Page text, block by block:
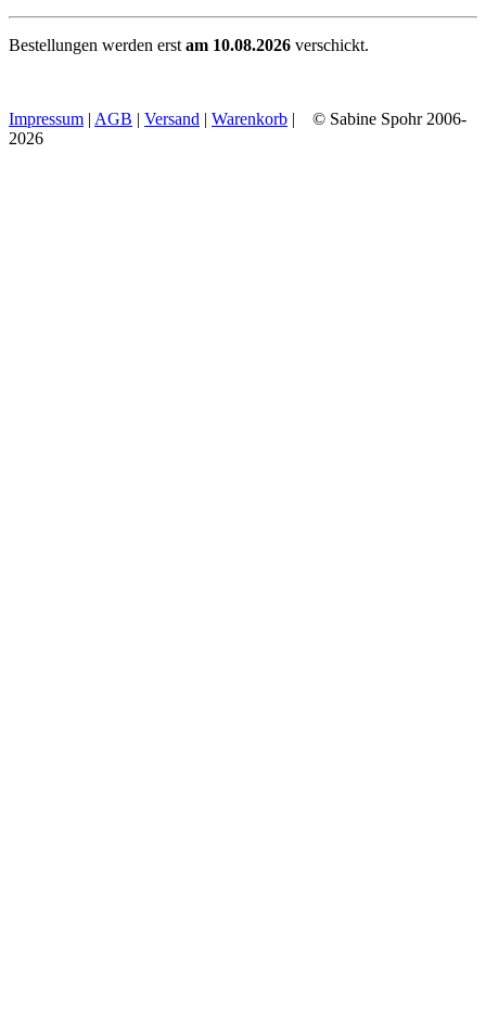
Bestellungen werden erst am 10.08.2026 verschickt.
Impressum | AGB | Versand | Warenkorb | © Sabine Spohr 2006-
2026